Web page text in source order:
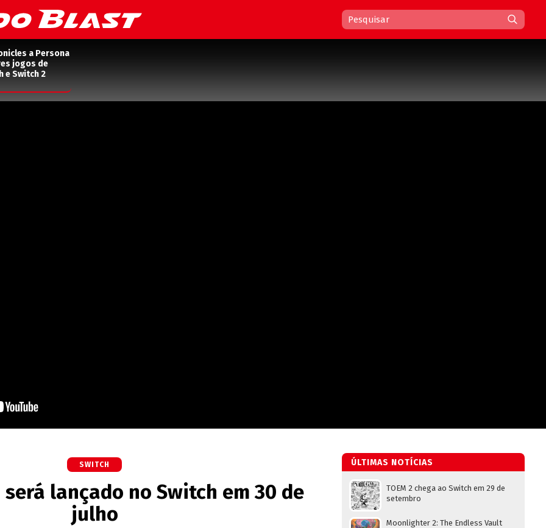
a Persona
jogos de
e Switch 2
SWITCH
será lançado no Switch em 30 de
julho
ÚLTIMAS NOTÍCIAS
TOEM 2 chega ao Switch em 29 de
setembro
Moonlighter 2: The Endless Vault